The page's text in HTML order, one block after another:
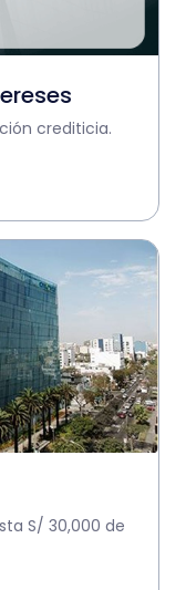
crediticia.
S/ 30,000 de